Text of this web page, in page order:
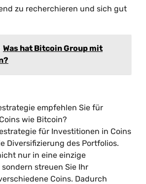
zu recherchieren und sich gut
Was hat Bitcoin Group mit
empfehlen Sie für
wie Bitcoin?
für Investitionen in Coins
Diversifizierung des Portfolios.
nur in eine einzige
streuen Sie Ihr
Coins. Dadurch